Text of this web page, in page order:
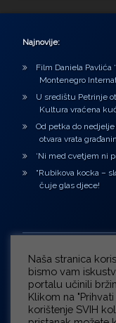
Najnovije:
Film Daniela Pavlića
Montenegro
U središtu Petrinje
Kultura vraćena
Od petka do
otvara vrata
‘Ni med cvetjem ni
“Rubikova kocka –
čuje glas djece!
Naša stranica
bismo vam
portalu učinili
Klikom na
korištenje SVIH